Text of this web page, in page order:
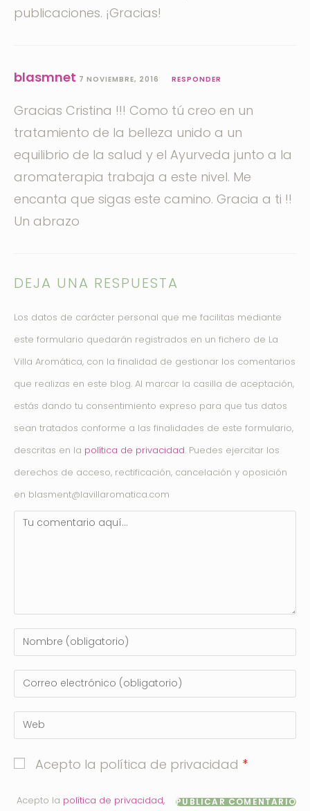
publicaciones. ¡Gracias!
blasmnet 7 NOVIEMBRE, 2016 RESPONDER
Gracias Cristina !!! Como tú creo en un
tratamiento de la belleza unido a un
equilibrio de la salud y el Ayurveda junto a la
aromaterapia trabaja a este nivel. Me
encanta que sigas este camino. Gracia a ti !!
Un abrazo
DEJA UNA RESPUESTA
Los datos de carácter personal que me facilitas mediante
este formulario quedarán registrados en un fichero de La
Villa Aromática, con la finalidad de gestionar los comentarios
que realizas en este blog. Al marcar la casilla de aceptación,
estás dando tu consentimiento expreso para que tus datos
sean tratados conforme a las finalidades de este formulario,
descritas en la política de privacidad. Puedes ejercitar los
derechos de acceso, rectificación, cancelación y oposición
en blasment@lavillaromatica.com
Acepto la política de privacidad *
Acepto la política de privacidad,